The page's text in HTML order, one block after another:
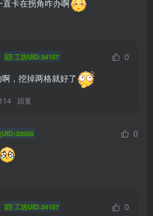
卡在拐角咋办啊
工坊UID:34157
0
，挖掉两格就好了
回复
UID:33958
0
工坊UID:34157
0